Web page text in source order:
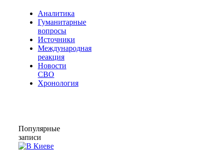
Аналитика
Гуманитарные
вопросы
Источники
Международная
реакция
Новости
СВО
Хронология
Популярные
записи